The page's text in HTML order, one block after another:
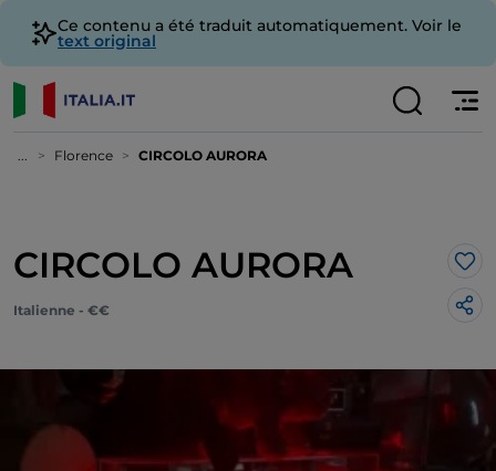
Ce contenu a été traduit automatiquement. Voir le
text original
... Florence CIRCOLO AURORA
CIRCOLO AURORA
Italienne - €€